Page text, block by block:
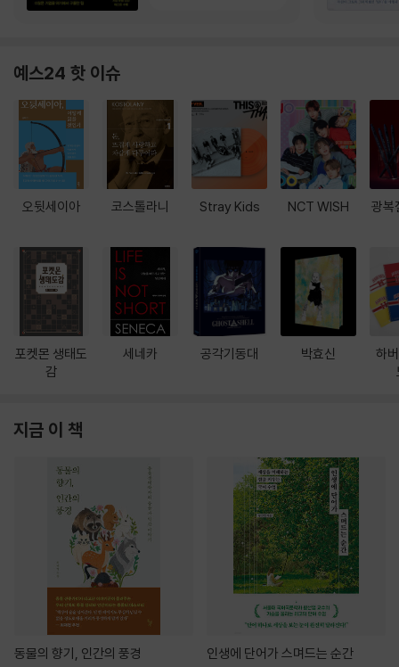
예스24 핫 이슈
오뒷세이아
포켓몬 생태도
감
코스톨라니
세네카
Stray Kids
공각기동대
NCT WISH
박효신
광복
하
지금 이 책
동물의 향기, 인간의 풍경 인생에 단어가 스며드는 순간